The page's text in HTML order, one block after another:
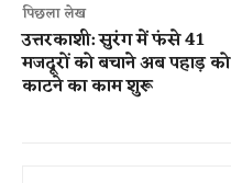
पिछला लेख
उत्तरकाशी: सुरंग में फंसे 41
मजदूरों को बचाने अब पहाड़ को
काटने का काम शुरू